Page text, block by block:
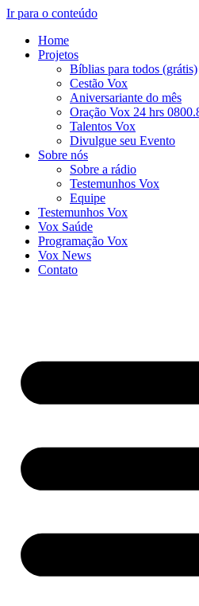
Ir para o conteúdo
Home
Projetos
Bíblias para todos (grátis)
Cestão Vox
Aniversariante do mês
Oração Vox 24 hrs
Talentos Vox
Divulgue seu Evento
Sobre nós
Sobre a rádio
Testemunhos Vox
Equipe
Testemunhos Vox
Vox Saúde
Programação Vox
Vox News
Contato